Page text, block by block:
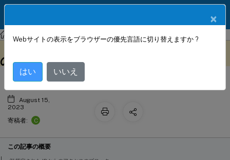
NetScaler NetScaler 13.1 AppExpert
レスポンダーのアクションとポリシー
の例
August 15,
2023
寄稿者:
C
この記事の概要
×
Webサイトの表示をブラウザーの優先言語に切り替えますか ?
はい いいえ